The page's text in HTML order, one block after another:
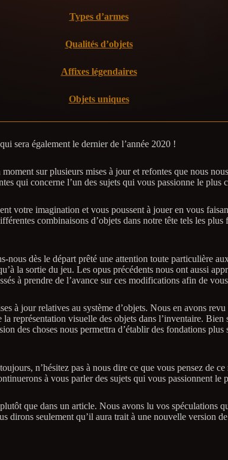
Types d’armes
Qualités d’objets
Affixes légendaires
Objets uniques
sera également le dernier de l’année 2020 !
sur plusieurs mises à jour et refontes que nous
qui concerne l’un des sujets qui vous passionne le plus
votre imagination et vous poussent à jouer en vous
combinaisons d’objets dans notre tête tels les
nous dès le départ prêté une attention toute particulière
la sortie du jeu. Les opus précédents nous ont aussi
à prendre de l’avance sur ces modifications afin de
à jour relatives au système d’objets. Nous en avons
représentation visuelle des objets dans l’inventaire.
des choses nous permettra d’établir des fondations
n’hésitez pas à nous dire ce que vous pensez de
à vous parler des sujets qui vous passionnent le
que dans un article. Nous avons lu vos spéculations
dirons seulement qu’il aura trait à une nouvelle version